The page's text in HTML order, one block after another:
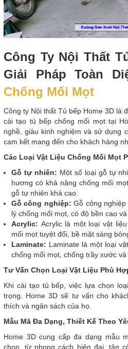
Công Ty Nội Thất
Giải Pháp Toàn
Chống Mối Mọt
Công ty Nội thất Tủ bếp Home 3D là
cải tạo tủ bếp chống mối mọt tại
nghề, giàu kinh nghiệm và sử dụng
cam kết mang đến cho khách hàng
Các Loại Vật Liệu Chống Mối Mọt
Gỗ tự nhiên: Một số loại gỗ tự
hương có khả năng chống mối
gỗ tự nhiên khá cao.
Gỗ công nghiệp: Gỗ công
lý chống mối mọt, có độ bền cao
Acrylic: Acrylic là một loại vật
mối mọt tuyệt đối, bề mặt sáng
Laminate: Laminate là một loại
chống mối mọt, chống trầy xước và
Tư Vấn Chọn Loại Vật Liệu Phù
Khi cải tạo tủ bếp, việc lựa chọn
trọng. Home 3D sẽ tư vấn cho
thích và ngân sách của họ.
Mẫu Mã Đa Dạng, Thiết Kế Theo
Home 3D cung cấp đa dạng mẫu
chọn, từ phong cách hiện đại, tân